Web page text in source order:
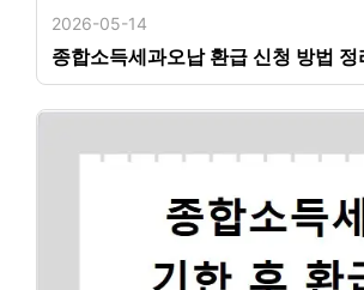
2026-05-14
종합소득세과오납 환급 신청 방법 정